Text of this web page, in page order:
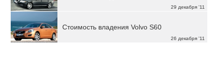
29 декабря '11
26 декабря '11
Стоимость владения Volvo S60